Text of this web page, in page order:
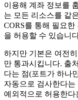
이용해 계좌 정보를
는 모든 리소스를 같
CORS를 통해 필요
을 허용할 수 있습니
하지만 기본은 여전
만 통과시킵니다. 출
다는 점(포트가 하나
자동으로 검사한다는
예외적으로 허용한다